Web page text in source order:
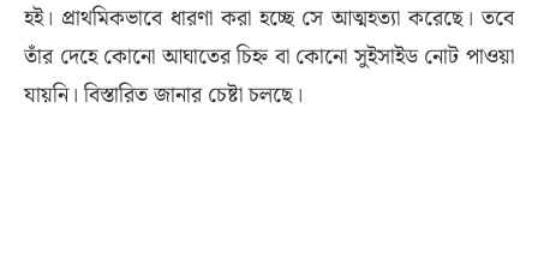
হই। প্রাথমিকভাবে ধারণা করা হচ্ছে সে আত্মহত্যা করেছে। তবে
তাঁর দেহে কোনো আঘাতের চিহ্ন বা কোনো সুইসাইড নোট পাওয়া
যায়নি। বিস্তারিত জানার চেষ্টা চলছে।